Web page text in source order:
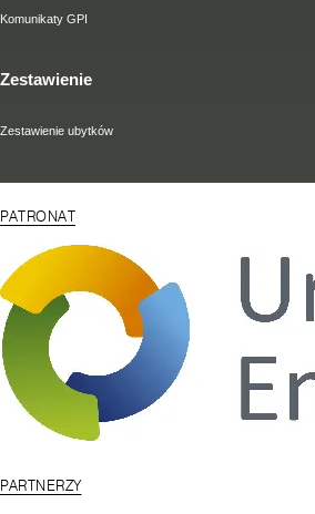
Komunikaty GPI
Zestawienie
Zestawienie ubytków
PATRONAT
PARTNERZY